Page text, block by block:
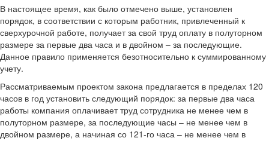
В настоящее время, как было отмечено выше, установлен
порядок, в соответствии с которым работник, привлеченный к
сверхурочной работе, получает за свой труд оплату в полуторном
размере за первые два часа и в двойном – за последующие.
Данное правило применяется безотносительно к суммированному
учету.
Рассматриваемым проектом закона предлагается в пределах 120
часов в год установить следующий порядок: за первые два часа
работы компания оплачивает труд сотрудника не менее чем в
полуторном размере, за последующие часы – не менее чем в
двойном размере, а начиная со 121-го часа – не менее чем в